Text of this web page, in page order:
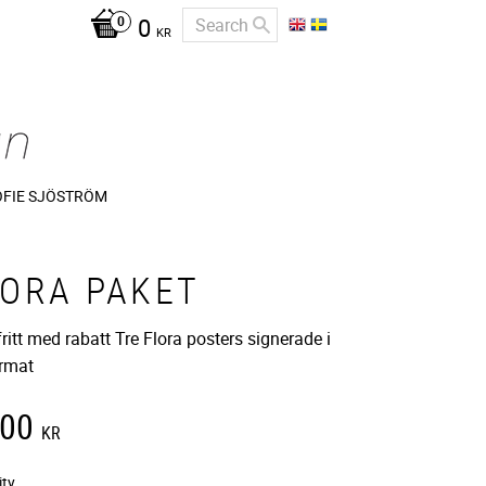
0 KR
SJÖSTRÖM
PAKET
med rabatt Tre Flora posters signerade i
KR